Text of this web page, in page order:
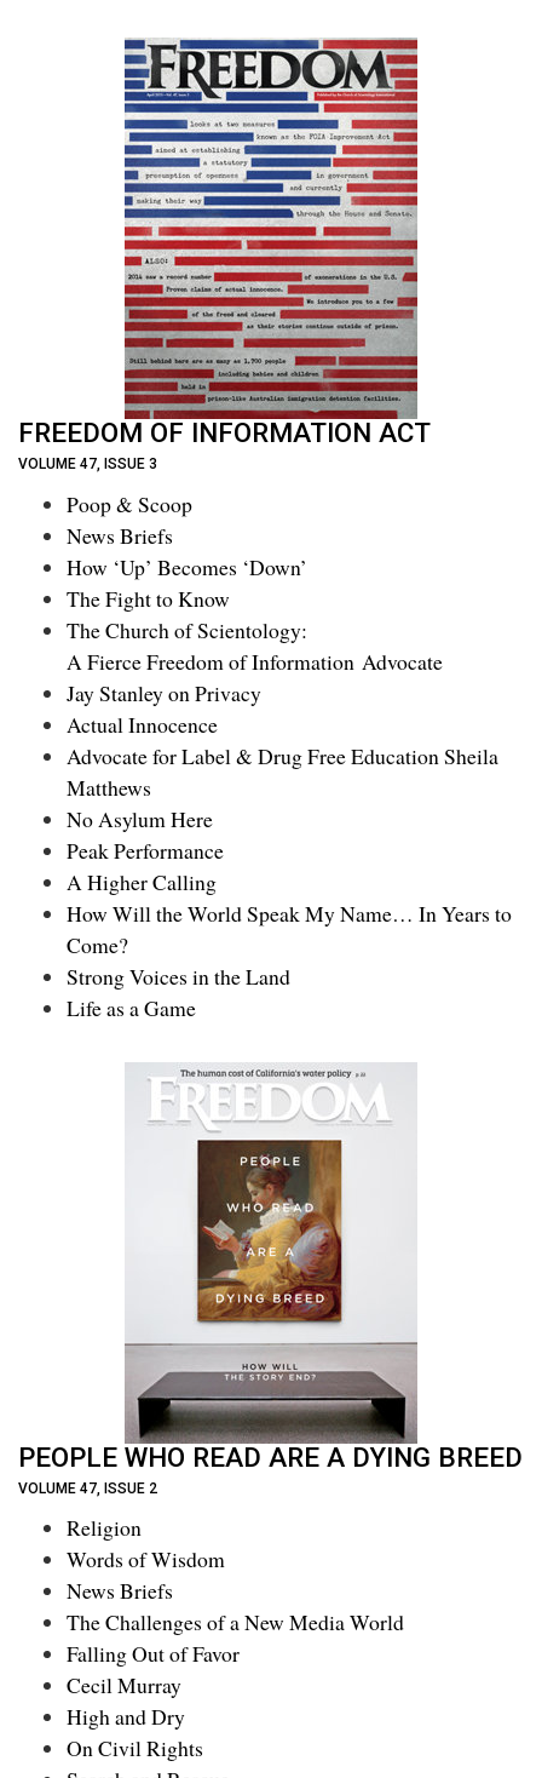
FREEDOM OF INFORMATION ACT
VOLUME 47, ISSUE 3
Poop & Scoop
News Briefs
How ‘Up’ Becomes ‘Down’
The Fight to Know
The Church of Scientology:
A Fierce Freedom of Information Advocate
Jay Stanley on Privacy
Actual Innocence
Advocate for Label & Drug Free Education Sheila
Matthews
No Asylum Here
Peak Performance
A Higher Calling
How Will the World Speak My Name… In Years to
Come?
Strong Voices in the Land
Life as a Game
PEOPLE WHO READ ARE A DYING BREED
VOLUME 47, ISSUE 2
Religion
Words of Wisdom
News Briefs
The Challenges of a New Media World
Falling Out of Favor
Cecil Murray
High and Dry
On Civil Rights